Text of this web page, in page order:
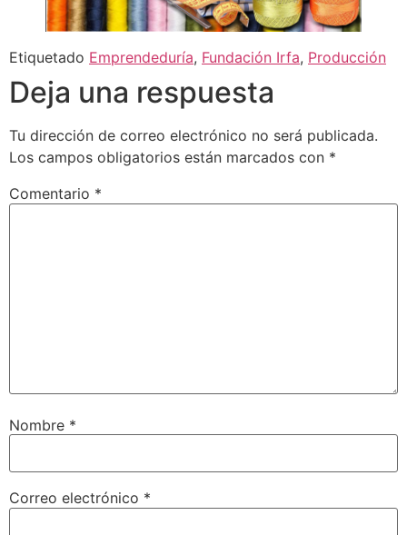
Etiquetado Emprendeduría, Fundación Irfa, Producción
Deja una respuesta
Tu dirección de correo electrónico no será publicada.
Los campos obligatorios están marcados con *
Comentario *
Nombre *
Correo electrónico *